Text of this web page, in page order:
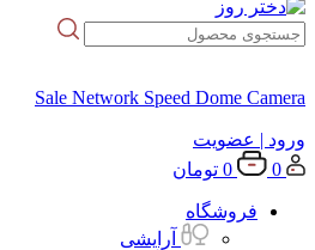
Sale Network Speed Dome Camera
ورود | عضویت
0
0 تومان
فروشگاه
آرایشی